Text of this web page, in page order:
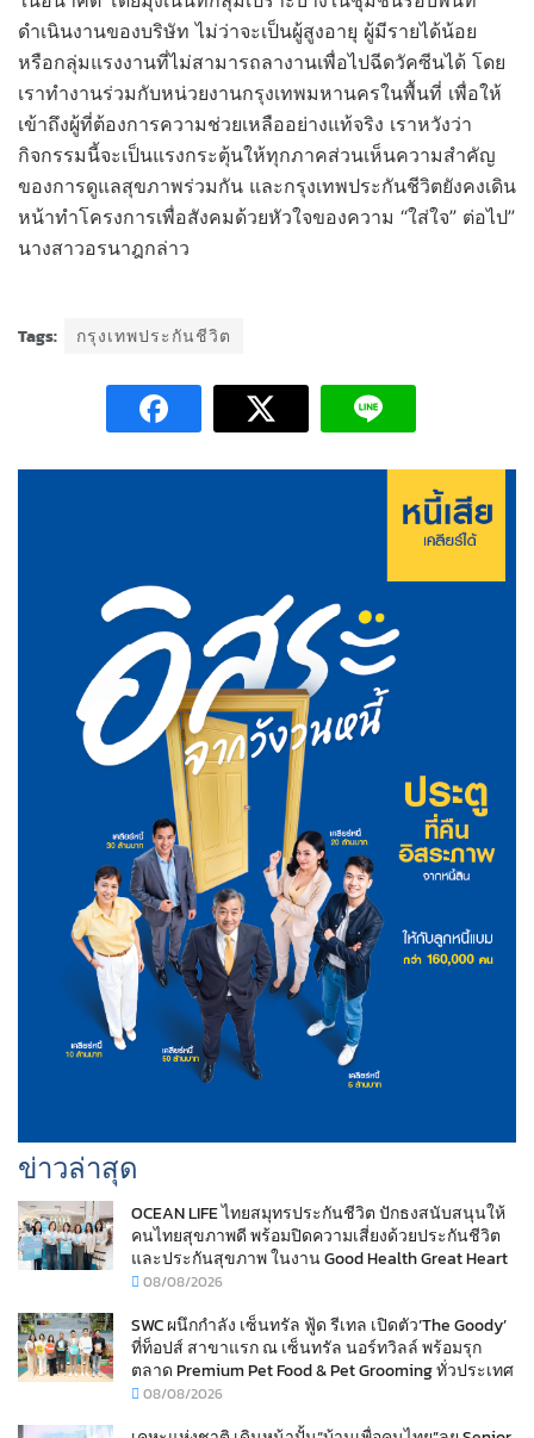
ดำเนินงานของบริษัท ไม่ว่าจะเป็นผู้สูงอายุ ผู้มีรายได้น้อย
หรือกลุ่มแรงงานที่ไม่สามารถลางานเพื่อไปฉีดวัคซีนได้ โดย
เราทำงานร่วมกับหน่วยงานกรุงเทพมหานครในพื้นที่ เพื่อให้
เข้าถึงผู้ที่ต้องการความช่วยเหลืออย่างแท้จริง เราหวังว่า
กิจกรรมนี้จะเป็นแรงกระตุ้นให้ทุกภาคส่วนเห็นความสำคัญ
ของการดูแลสุขภาพร่วมกัน และกรุงเทพประกันชีวิตยังคงเดิน
หน้าทำโครงการเพื่อสังคมด้วยหัวใจของความ “ใส่ใจ” ต่อไป”
นางสาวอรนาฎกล่าว
Tags: กรุงเทพประกันชีวิต
ข่าวล่าสุด
OCEAN LIFE ไทยสมุทรประกันชีวิต ปักธงสนับสนุนให้
คนไทยสุขภาพดี พร้อมปิดความเสี่ยงด้วยประกันชีวิต
และประกันสุขภาพ ในงาน Good Health Great Heart
08/08/2026
SWC ผนึกกำลัง เซ็นทรัล ฟู้ด รีเทล เปิดตัว‘The Goody’
ที่ท็อปส์ สาขาแรก ณ เซ็นทรัล นอร์ทวิลล์ พร้อมรุก
ตลาด Premium Pet Food & Pet Grooming ทั่วประเทศ
08/08/2026